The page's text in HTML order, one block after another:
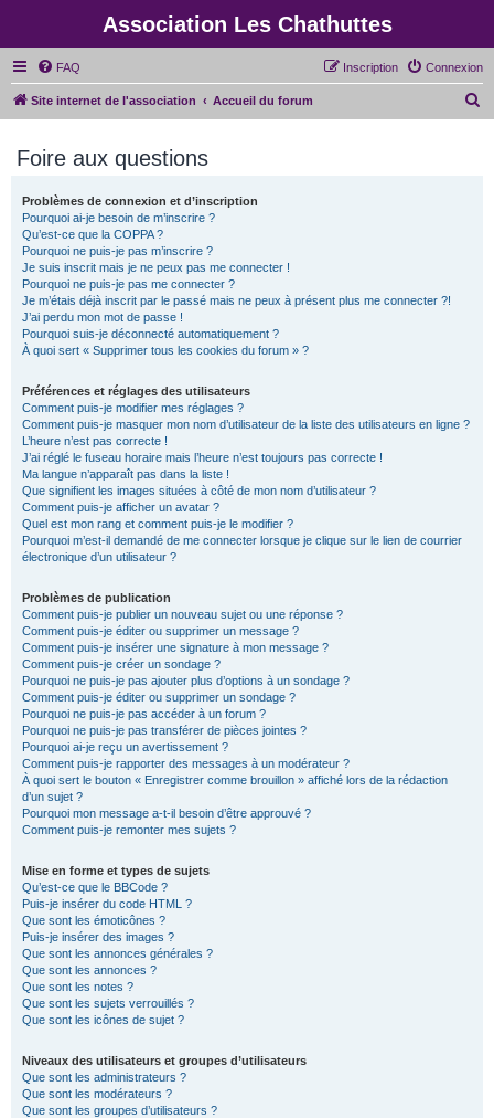
Association Les Chathuttes
FAQ Connexion
Inscription
Site internet de l'association Accueil du forum
Foire aux questions
Problèmes de connexion et d’inscription
Pourquoi ai-je besoin de m’inscrire ?
Qu’est-ce que la COPPA ?
Pourquoi ne puis-je pas m’inscrire ?
Je suis inscrit mais je ne peux pas me connecter !
Pourquoi ne puis-je pas me connecter ?
Je m’étais déjà inscrit par le passé mais ne peux à présent plus me connecter ?!
J’ai perdu mon mot de passe !
Pourquoi suis-je déconnecté automatiquement ?
À quoi sert « Supprimer tous les cookies du forum » ?
Préférences et réglages des utilisateurs
Comment puis-je modifier mes réglages ?
Comment puis-je masquer mon nom d’utilisateur de la liste des utilisateurs en ligne ?
L’heure n’est pas correcte !
J’ai réglé le fuseau horaire mais l’heure n’est toujours pas correcte !
Ma langue n’apparaît pas dans la liste !
Que signifient les images situées à côté de mon nom d’utilisateur ?
Comment puis-je afficher un avatar ?
Quel est mon rang et comment puis-je le modifier ?
Pourquoi m’est-il demandé de me connecter lorsque je clique sur le lien de courrier
électronique d’un utilisateur ?
Problèmes de publication
Comment puis-je publier un nouveau sujet ou une réponse ?
Comment puis-je éditer ou supprimer un message ?
Comment puis-je insérer une signature à mon message ?
Comment puis-je créer un sondage ?
Pourquoi ne puis-je pas ajouter plus d’options à un sondage ?
Comment puis-je éditer ou supprimer un sondage ?
Pourquoi ne puis-je pas accéder à un forum ?
Pourquoi ne puis-je pas transférer de pièces jointes ?
Pourquoi ai-je reçu un avertissement ?
Comment puis-je rapporter des messages à un modérateur ?
À quoi sert le bouton « Enregistrer comme brouillon » affiché lors de la rédaction
d’un sujet ?
Pourquoi mon message a-t-il besoin d’être approuvé ?
Comment puis-je remonter mes sujets ?
Mise en forme et types de sujets
Qu’est-ce que le BBCode ?
Puis-je insérer du code HTML ?
Que sont les émoticônes ?
Puis-je insérer des images ?
Que sont les annonces générales ?
Que sont les annonces ?
Que sont les notes ?
Que sont les sujets verrouillés ?
Que sont les icônes de sujet ?
Niveaux des utilisateurs et groupes d’utilisateurs
Que sont les administrateurs ?
Que sont les modérateurs ?
Que sont les groupes d’utilisateurs ?